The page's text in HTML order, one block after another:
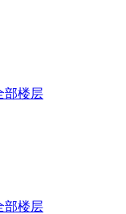
部楼层
部楼层